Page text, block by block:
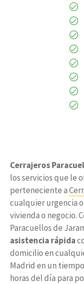
Cerrajeros
los servicios que le
perteneciente a
cualquier urgencia
vivienda o negocio.
Paracuellos de
asistencia rápida
domicilio en
Madrid en un
horas del día para